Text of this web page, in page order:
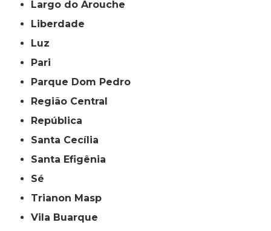
Largo do Arouche
Liberdade
Luz
Pari
Parque Dom Pedro
Região Central
República
Santa Cecília
Santa Efigênia
Sé
Trianon Masp
Vila Buarque